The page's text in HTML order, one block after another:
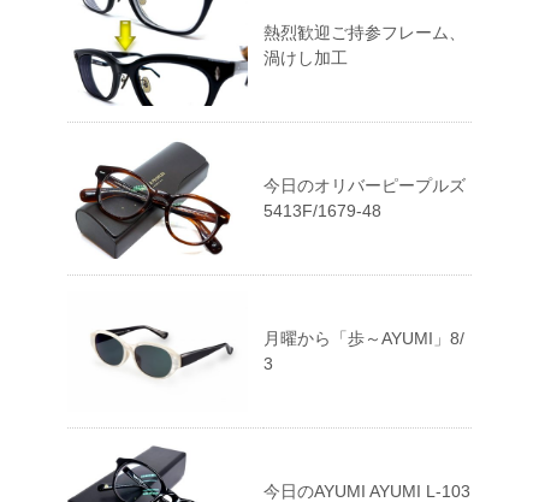
熱烈歓迎ご持参フレーム、
渦けし加工
今日のオリバーピープルズ
5413F/1679-48
月曜から「歩～AYUMI」8/
3
今日のAYUMI AYUMI L-103